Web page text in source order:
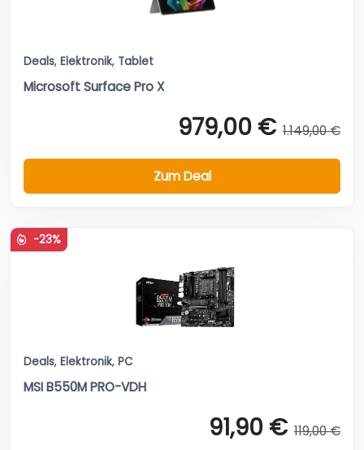
Deals, Elektronik, Tablet
Microsoft Surface Pro X
979,00 € 1.149,00 €
Zum Deal
-23%
Deals, Elektronik, PC
MSI B550M PRO-VDH
91,90 € 119,00 €